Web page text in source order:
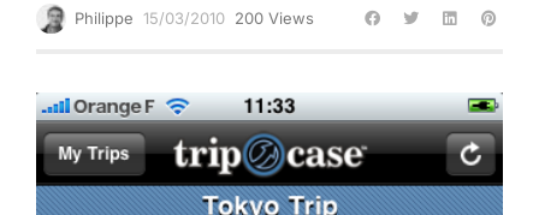
Philippe 15/03/2010 200 Views